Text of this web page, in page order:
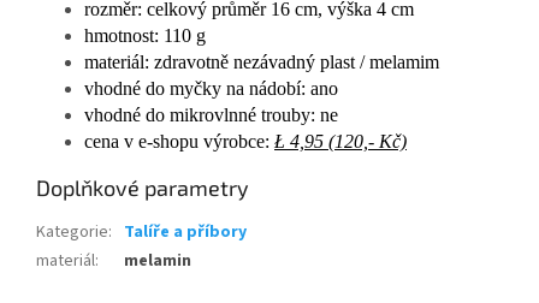
rozměr: celkový průměr 16 cm, výška 4 cm
hmotnost: 110 g
materiál: zdravotně nezávadný plast / melamim
vhodné do myčky na nádobí: ano
vhodné do mikrovlnné trouby: ne
cena v e-shopu výrobce: Ł 4,95 (120,- Kč)
Doplňkové parametry
Kategorie: Talíře a příbory
materiál: melamin